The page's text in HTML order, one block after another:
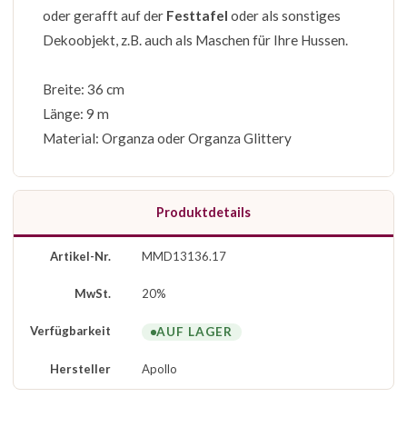
oder gerafft auf der Festtafel oder als sonstiges
Dekoobjekt, z.B. auch als Maschen für Ihre Hussen.
Breite: 36 cm
Länge: 9 m
Material: Organza oder Organza Glittery
Produktdetails
Artikel-Nr. MMD13136.17
MwSt. 20%
Verfügbarkeit AUF LAGER
Hersteller Apollo